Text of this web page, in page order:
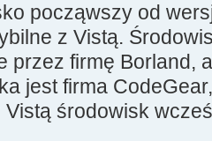
począwszy od
z Vistą.
przez firmę Borland,
jest firma
środowisk